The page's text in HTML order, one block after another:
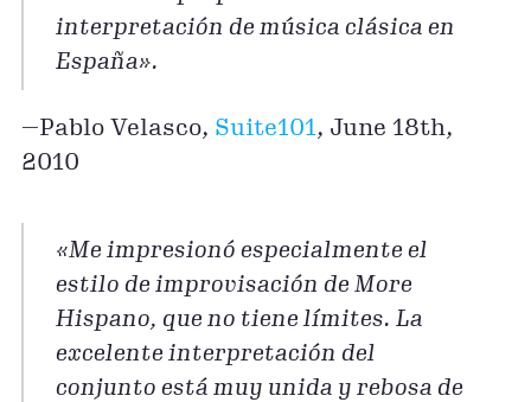
interpretación de música clásica en
España».
—Pablo Velasco, Suite101, June 18th,
2010
«Me impresionó especialmente el
estilo de improvisación de More
Hispano, que no tiene límites. La
excelente interpretación del
conjunto está muy unida y rebosa de